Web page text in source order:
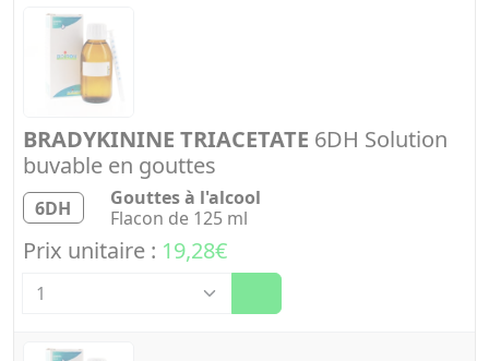
BRADYKININE TRIACETATE 6DH Solution
buvable en gouttes
6DH
Gouttes à l'alcool
Flacon de 125 ml
Prix unitaire : 19,28€